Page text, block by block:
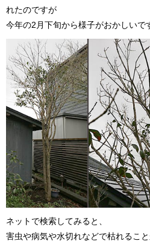
れたのですが
今年の2月下旬から様子がおかしいで
ネットで検索してみると、
害虫や病気や水切れなどで枯れること